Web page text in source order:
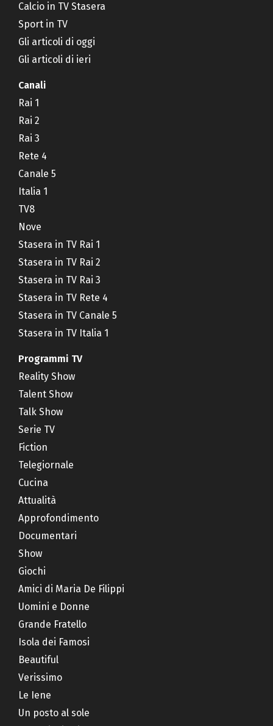
Calcio in TV Stasera
Sport in TV
Gli articoli di oggi
Gli articoli di ieri
Canali
Rai 1
Rai 2
Rai 3
Rete 4
Canale 5
Italia 1
TV8
Nove
Stasera in TV Rai 1
Stasera in TV Rai 2
Stasera in TV Rai 3
Stasera in TV Rete 4
Stasera in TV Canale 5
Stasera in TV Italia 1
Programmi TV
Reality Show
Talent Show
Talk Show
Serie TV
Fiction
Telegiornale
Cucina
Attualità
Approfondimento
Documentari
Show
Giochi
Amici di Maria De Filippi
Uomini e Donne
Grande Fratello
Isola dei Famosi
Beautiful
Verissimo
Le Iene
Un posto al sole